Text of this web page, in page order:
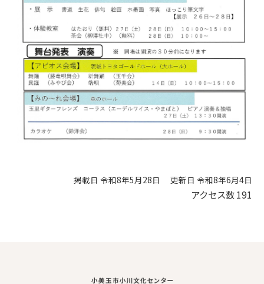
掲載日 令和8年5月28日 更新日 令和8年6月4日
アクセス数191